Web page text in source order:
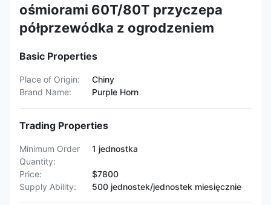
ośmiorami 60T/80T przyczepa
półprzewódka z ogrodzeniem
Basic Properties
Place of Origin:
Chiny
Brand Name:
Purple Horn
Trading Properties
Minimum Order
Quantity:
1 jednostka
Price:
$7800
Supply Ability:
500 jednostek/jednostek miesięcznie